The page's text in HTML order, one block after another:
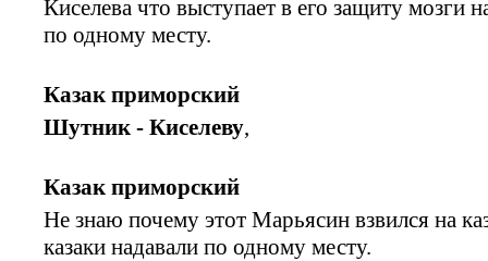
Киселева что выступает в его защиту мозги
по одному месту.
Казак приморский
Шутник - Киселеву,
Казак приморский
Не знаю почему этот Марьясин взвился на
казаки надавали по одному месту.